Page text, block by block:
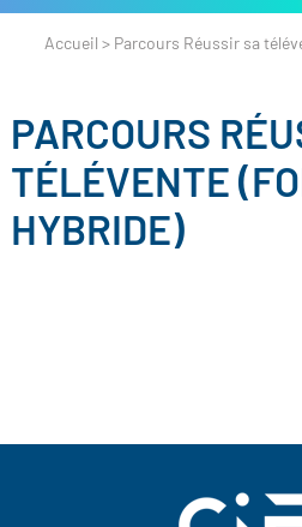
Accueil > Parcours Réussir sa
PARCOURS
TÉLÉVENTE
HYBRIDE)